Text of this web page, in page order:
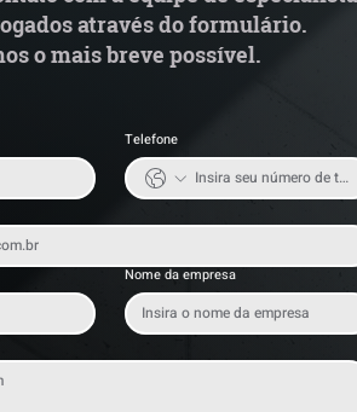
através do formulário.
o mais breve possível.
Telefone
Nome da empresa